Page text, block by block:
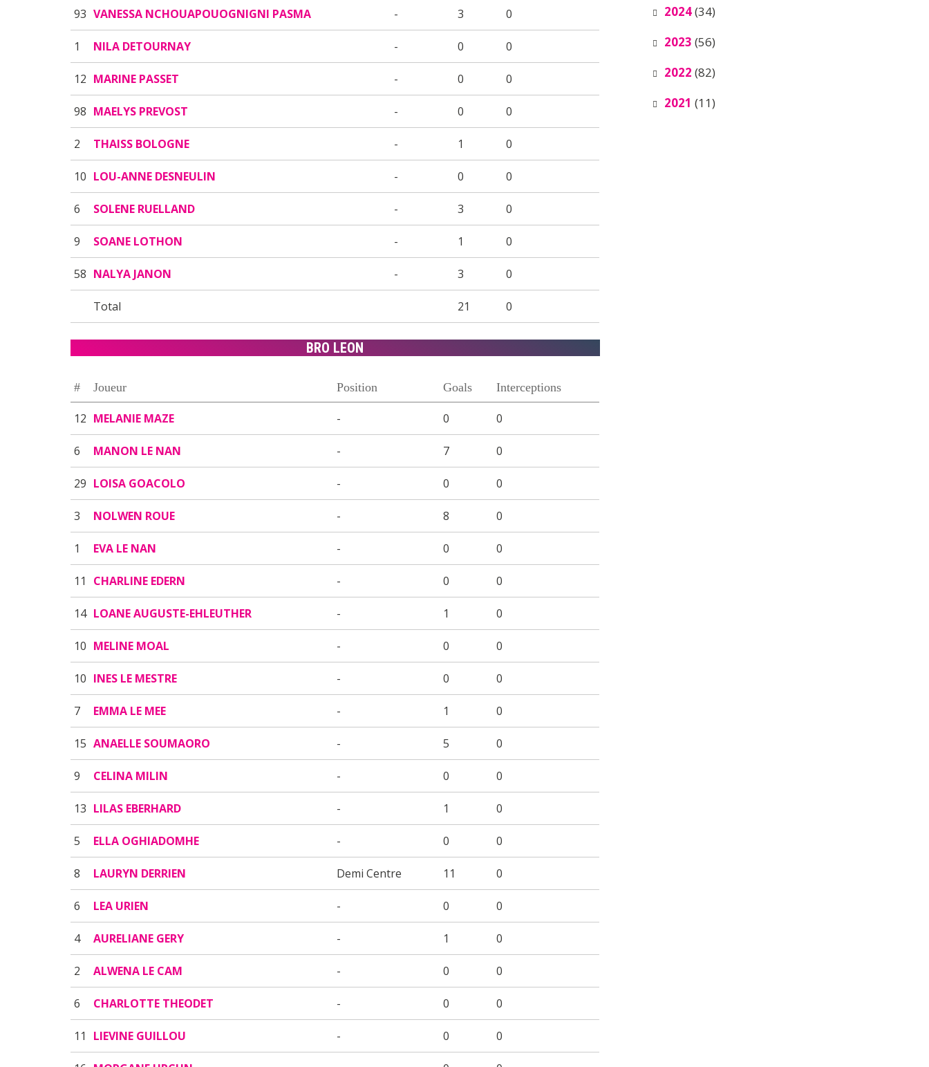
93 VANESSA NCHOUAPOUOGNIGNI PASMA - 3 0
1 NILA DETOURNAY - 0 0
12 MARINE PASSET - 0 0
98 MAELYS PREVOST - 0 0
2 THAISS BOLOGNE - 1 0
10 LOU-ANNE DESNEULIN - 0 0
6 SOLENE RUELLAND - 3 0
9 SOANE LOTHON - 1 0
58 NALYA JANON - 3 0
Total 21 0
BRO LEON
# Joueur Position Goals Interceptions
12 MELANIE MAZE - 0 0
6 MANON LE NAN - 7 0
29 LOISA GOACOLO - 0 0
3 NOLWEN ROUE - 8 0
1 EVA LE NAN - 0 0
11 CHARLINE EDERN - 0 0
14 LOANE AUGUSTE-EHLEUTHER - 1 0
10 MELINE MOAL - 0 0
10 INES LE MESTRE - 0 0
7 EMMA LE MEE - 1 0
15 ANAELLE SOUMAORO - 5 0
9 CELINA MILIN - 0 0
13 LILAS EBERHARD - 1 0
5 ELLA OGHIADOMHE - 0 0
8 LAURYN DERRIEN Demi Centre 11 0
6 LEA URIEN - 0 0
4 AURELIANE GERY - 1 0
2 ALWENA LE CAM - 0 0
6 CHARLOTTE THEODET - 0 0
11 LIEVINE GUILLOU - 0 0
2024(34)
2023 (56)
2022 (82)
2021 (11)